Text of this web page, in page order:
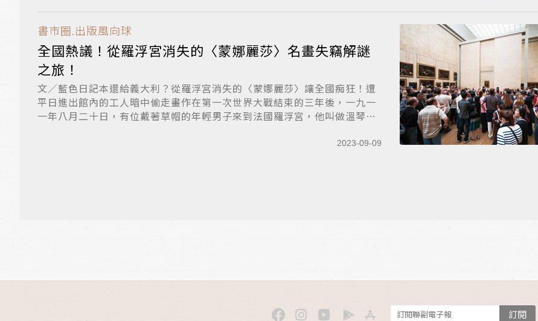
書市圈.出版風向球
全國熱議！從羅浮宮消失的〈蒙娜麗莎〉名畫失竊解謎
之旅！
文／藍色日記本還給義大利？從羅浮宮消失的〈蒙娜麗莎〉讓全國痴狂！遭
平日進出館內的工人暗中偷走畫作在第一次世界大戰結束的三年後，一九一
一年八月二十日，有位戴著草帽的年輕男子來到法國羅浮宮，他叫做溫琴
2023-09-09
訂閱